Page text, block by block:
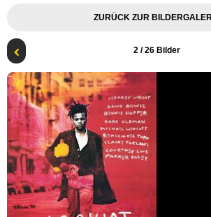
ZURÜCK ZUR
2/ 26 Bilder